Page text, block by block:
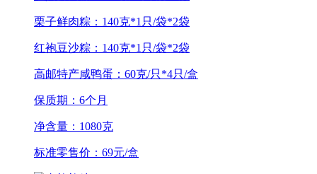
栗子鲜肉粽：140克*1只/袋*2袋
红袍豆沙粽：140克*1只/袋*2袋
高邮特产咸鸭蛋：60克/只*4只/盒
保质期：6个月
净含量：1080克
标准零售价：69元/盒